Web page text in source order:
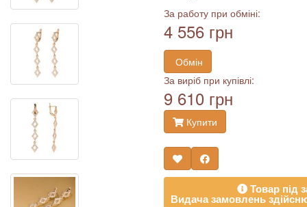
За работу при обміні:
4 556 грн
Обмін
За виріб при купівлі:
9 610 грн
Купити
Товар під
Видача замовлень